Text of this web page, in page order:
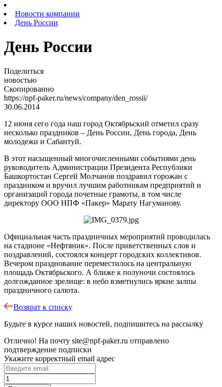
Новости компании
День России
День России
Поделиться
новостью
Скопированно
https://npf-paker.ru/news/company/den_rossii/
30.06.2014
12 июня сего года наш город Октябрьский отметил сразу
несколько праздников – День России, День города, День
молодежи и Сабантуй.
В этот насыщенный многочисленными событиями день
руководитель Администрации Президента Республики
Башкортостан Сергей Молчанов поздравил горожан с
праздником и вручил лучшим работникам предприятий и
организаций города почетные грамоты, в том числе
директору ООО НПФ «Пакер» Марату Нагуманову.
Официальная часть праздничных мероприятий проводилась
на стадионе «Нефтяник». После приветственных слов и
поздравлений, состоялся концерт городских коллективов.
Вечером празднование переместилось на центральную
площадь Октябрьского. А ближе к полуночи состоялось
долгожданное зрелище: в небо взметнулись яркие залпы
праздничного салюта.
Возврат к списку
Будьте в курсе наших новостей, подпишитесь на рассылку
Отлично! На почту site@npf-paker.ru отправлено
подтверждение подписки
Укажите корректный email адрес